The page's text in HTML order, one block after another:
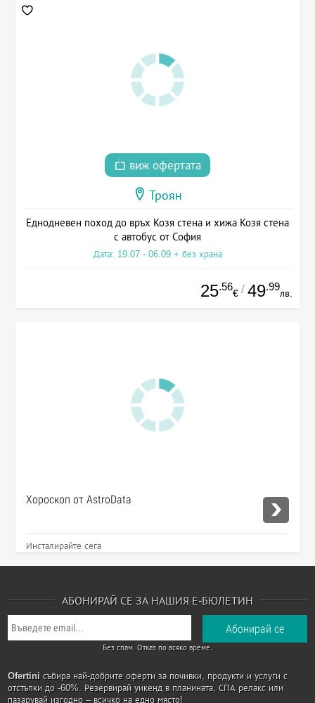
виж офертата
Троян
Еднодневен поход до връх Козя стена и хижа Козя стена
с автобус от София
Дата: 19.07 - 06.09 + без храна
25.56
€ / 49.99
лв.
Хороскоп от AstroData
Инсталирайте сега
АБОНИРАЙ СЕ ЗА НАШИЯ Е-БЮЛЕТИН
Без спам. Отказ по всяко време.
Ofertini събира най-добрите оферти за почивки, продукти и услуги с
отстъпки до -60%. Резервирай уикенд в планината, СПА релакс или
пазарувай изгодно – всичко на едно място!